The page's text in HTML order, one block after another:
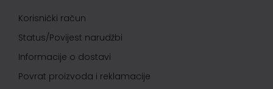
Korisnički račun
Status/Povijest narudžbi
Informacije o dostavi
Povrat proizvoda i reklamacije